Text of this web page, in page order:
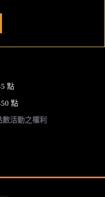
點
點
活動之權利